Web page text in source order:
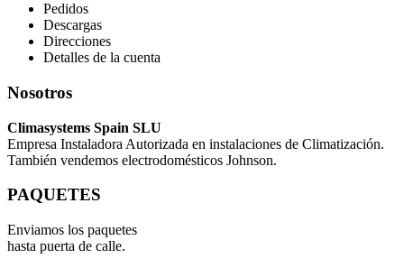
Pedidos
Descargas
Direcciones
Detalles de la cuenta
Nosotros
Climasystems Spain SLU
Empresa Instaladora Autorizada en instalaciones de Climatización.
También vendemos electrodomésticos Johnson.
PAQUETES
Enviamos los paquetes
hasta puerta de calle.